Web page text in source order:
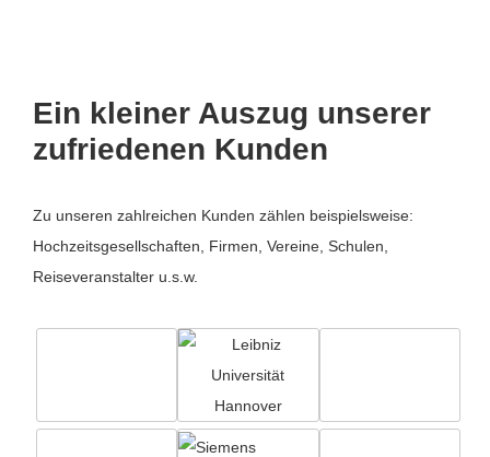
Ein kleiner Auszug unserer
zufriedenen Kunden
Zu unseren zahlreichen Kunden zählen beispielsweise:
Hochzeitsgesellschaften, Firmen, Vereine, Schulen,
Reiseveranstalter u.s.w.